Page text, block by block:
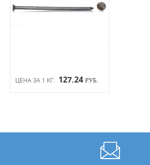
ЦЕНА ЗА 1 КГ: 127.24 РУБ.